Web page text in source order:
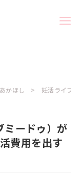
かほし 妊活ライフ
ミードゥ）が
費用を出す